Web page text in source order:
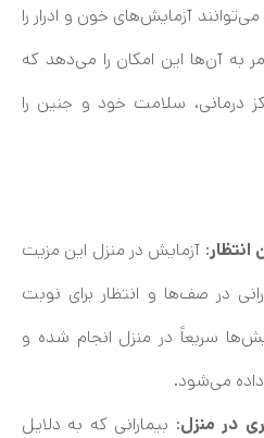
آزمایش‌های خون و ادرار را
به آن‌ها این امکان را می‌دهد که
درمانی، سلامت خود و جنین را
: آزمایش در منزل این مزیت
در صف‌ها و انتظار برای نوبت
سریعاً در منزل انجام شده و
داده می‌شود.
در منزل: بیمارانی که به دلایل